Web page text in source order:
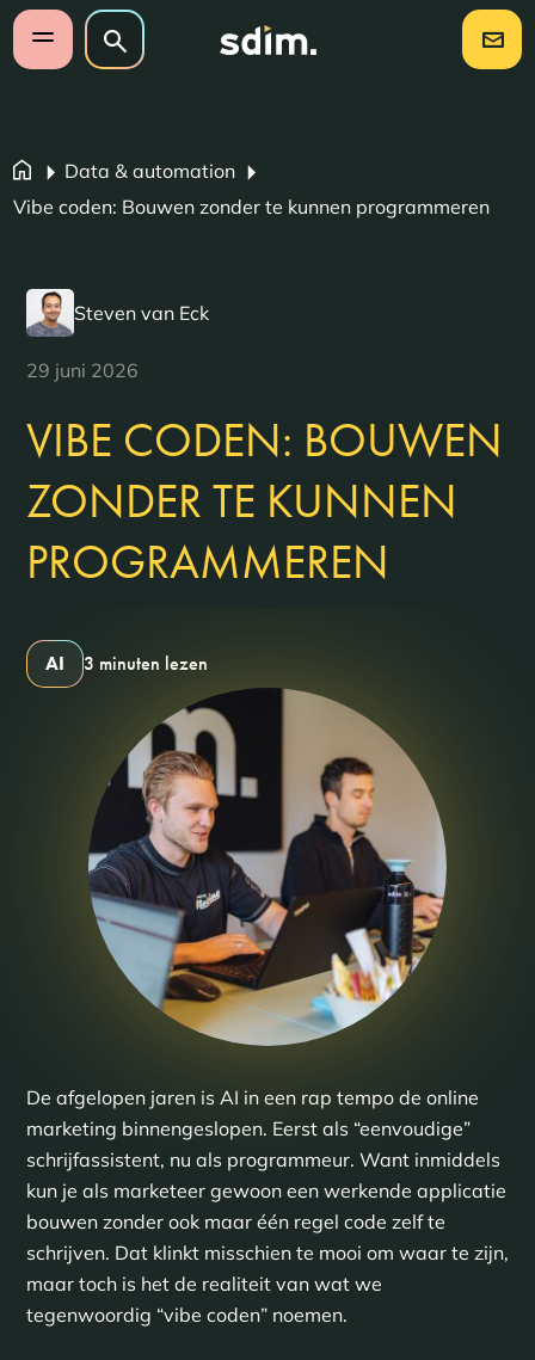
Navigatie overslaan
Open mobiel menu
Zoeken op website
Zoeken
Data & automation
Vibe coden: Bouwen zonder te kunnen programmeren
Steven van Eck
29 juni 2026
VIBE CODEN: BOUWEN
ZONDER TE KUNNEN
PROGRAMMEREN
AI 3 minuten lezen
De afgelopen jaren is AI in een rap tempo de online
marketing binnengeslopen. Eerst als “eenvoudige”
schrijfassistent, nu als programmeur. Want inmiddels
kun je als marketeer gewoon een werkende applicatie
bouwen zonder ook maar één regel code zelf te
schrijven. Dat klinkt misschien te mooi om waar te zijn,
maar toch is het de realiteit van wat we
tegenwoordig “vibe coden” noemen.